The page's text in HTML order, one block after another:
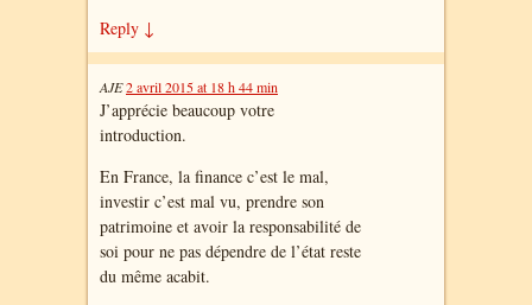
Reply ↓
AJE2 avril 2015 at 18 h 44 min
J’apprécie beaucoup votre
introduction.
En France, la finance c’est le mal,
investir c’est mal vu, prendre son
patrimoine et avoir la responsabilité de
soi pour ne pas dépendre de l’état reste
du même acabit.